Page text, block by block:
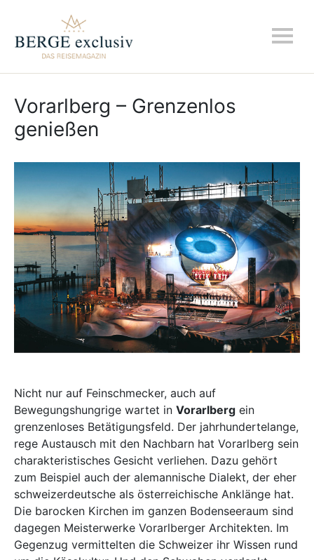
Vorarlberg – Grenzenlos
genießen
Nicht nur auf Feinschmecker, auch auf
Bewegungshungrige wartet in Vorarlberg ein
grenzenloses Betätigungsfeld. Der jahrhundertelange,
rege Austausch mit den Nachbarn hat Vorarlberg sein
charakteristisches Gesicht verliehen. Dazu gehört
zum Beispiel auch der alemannische Dialekt, der eher
schweizerdeutsche als österreichische Anklänge hat.
Die barocken Kirchen im ganzen Bodenseeraum sind
dagegen Meisterwerke Vorarlberger Architekten. Im
Gegenzug vermittelten die Schweizer ihr Wissen rund